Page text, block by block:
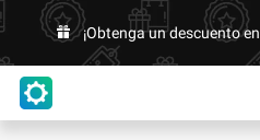
¡Obtenga un descuento